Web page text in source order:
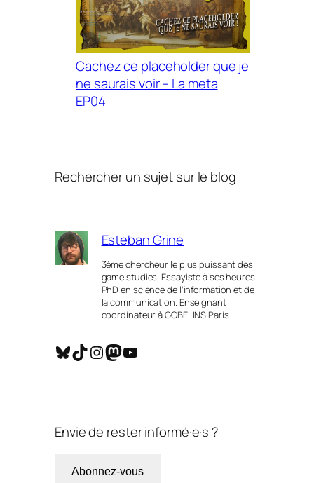
Cachez ce placeholder que je
ne saurais voir – La meta
EP04
Rechercher un sujet sur le blog
Esteban Grine
3ème chercheur le plus puissant des
game studies. Essayiste à ses heures.
PhD en science de l’information et de
la communication. Enseignant
coordinateur à GOBELINS Paris.
Bluesky TikTok InstagramMastodon YouTube
Envie de rester informé·e·s ?
Abonnez-vous